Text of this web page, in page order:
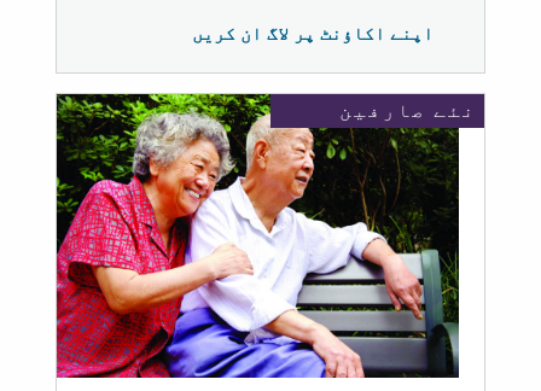
اپنے اکاؤنٹ پر لاگ ان کریں
نئے صارفین